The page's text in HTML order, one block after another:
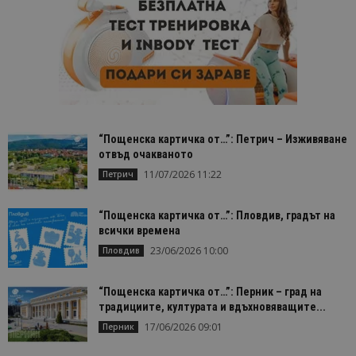
“Пощенска картичка от…”: Петрич – Изживяване
отвъд очакваното
Петрич 11/07/2026 11:22
“Пощенска картичка от…”: Пловдив, градът на
всички времена
Пловдив 23/06/2026 10:00
“Пощенска картичка от…”: Перник – град на
традициите, културата и вдъхновяващите...
Перник 17/06/2026 09:01
is_unique
StatCounter
Ltd
.statcounter.com
първи
_ga_B09EBBY8PY
.bgtourism.bg
за
сесията.
_ga_WXPDN4HSCV